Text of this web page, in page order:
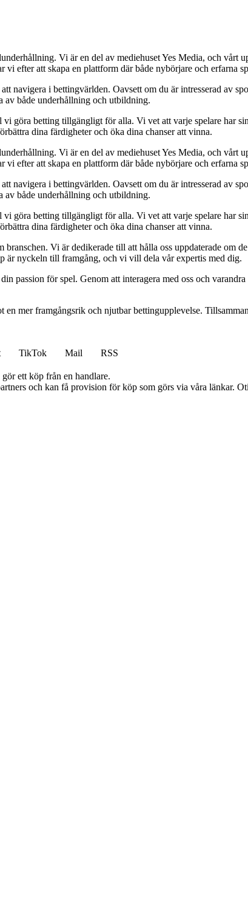
Vi är en del av mediehuset Yes Media, och vårt
efter att skapa en plattform där både nybörjare och erfarna
navigera i bettingvärlden. Oavsett om du är intresserad av
av både underhållning och utbildning.
göra betting tillgängligt för alla. Vi vet att varje spelare har
dina färdigheter och öka dina chanser att vinna.
Vi är en del av mediehuset Yes Media, och vårt
efter att skapa en plattform där både nybörjare och erfarna
navigera i bettingvärlden. Oavsett om du är intresserad av
av både underhållning och utbildning.
göra betting tillgängligt för alla. Vi vet att varje spelare har
dina färdigheter och öka dina chanser att vinna.
Vi är dedikerade till att hålla oss uppdaterade om
är nyckeln till framgång, och vi vill dela vår expertis med dig.
passion för spel. Genom att interagera med oss och
mer framgångsrik och njutbar bettingupplevelse.
TikTok Mail
RSS
ett köp från en handlare.
och kan få provision för köp som görs via våra länkar.